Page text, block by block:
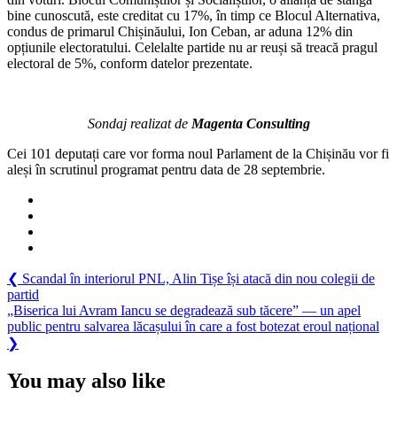
bine cunoscută, este creditat cu 17%, în timp ce Blocul Alternativa,
condus de primarul Chișinăului, Ion Ceban, ar aduna 12% din
opțiunile electoratului. Celelalte partide nu ar reuși să treacă pragul
electoral de 5%, conform datelor prezentate.
Sondaj realizat de Magenta Consulting
Cei 101 deputați care vor forma noul Parlament de la Chișinău vor fi
aleși în scrutinul programat pentru data de 28 septembrie.
Navigare
în
articole
❮ Previous
Post:
Scandal în interiorul PNL, Alin Tișe își atacă din nou colegii de
partid
Next
Post:
„Biserica lui Avram Iancu se degradează sub tăcere” — un apel
public pentru salvarea lăcașului în care a fost botezat eroul național
❯
You may also like